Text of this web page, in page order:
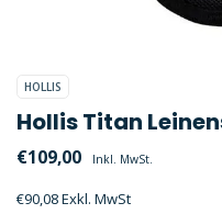
HOLLIS
Hollis Titan
€109,00 Inkl. MwSt.
€90,08 Exkl. MwSt